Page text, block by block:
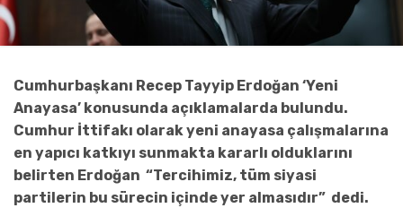
Cumhurbaşkanı Recep Tayyip Erdoğan ‘Yeni
Anayasa’ konusunda açıklamalarda bulundu.
Cumhur İttifakı olarak yeni anayasa çalışmalarına
en yapıcı katkıyı sunmakta kararlı olduklarını
belirten Erdoğan “Tercihimiz, tüm siyasi
partilerin bu sürecin içinde yer almasıdır” dedi.